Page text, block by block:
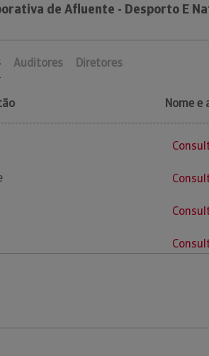
de Afluente - Desporto E
Auditores Diretores
Nome e